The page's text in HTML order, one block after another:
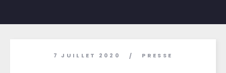
7 JUILLET 2020 / PRESSE